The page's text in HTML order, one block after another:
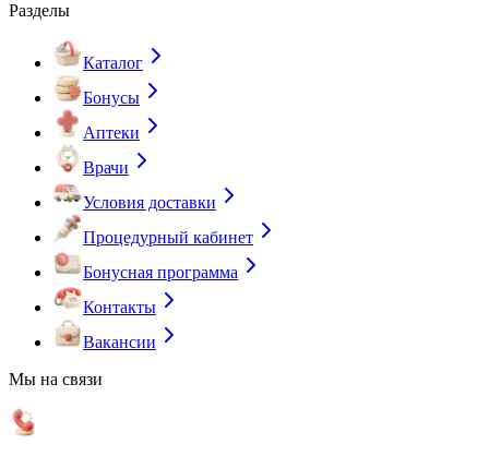
Разделы
Каталог
Бонусы
Аптеки
Врачи
Условия доставки
Процедурный кабинет
Бонусная программа
Контакты
Вакансии
Мы на связи